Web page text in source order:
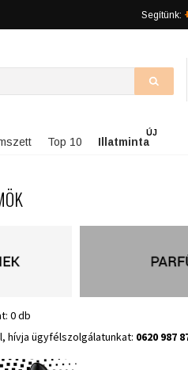
Segítünk:
Top 10 Illatminta
ÚJ
0 db
hívja ügyfélszolgálatunkat: 0620 987